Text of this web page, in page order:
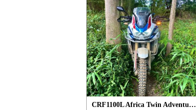
CRF1100L Africa Twin Adventure Sports/ES